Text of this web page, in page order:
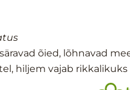
õied, lõhnavad
hiljem vajab